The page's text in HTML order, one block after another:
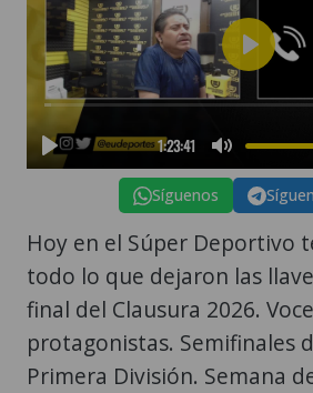
Síguenos
Hoy en el Súper Deportivo
todo lo que dejaron las
final del Clausura 2026.
protagonistas. Semifinales
Primera División. Semana